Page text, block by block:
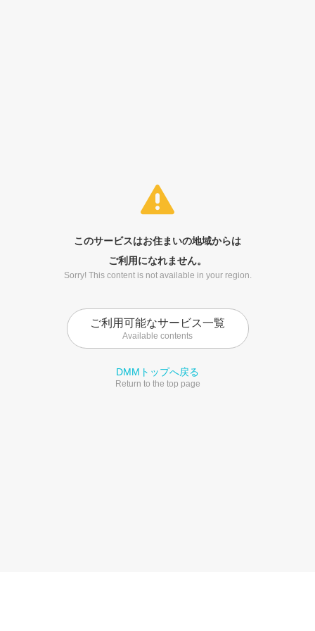
このサービスはお住まいの地域からは
ご利用になれません。
Sorry! This content is not available in your region.
ご利用可能なサービス一覧
Available contents
DMMトップへ戻る
Return to the top page